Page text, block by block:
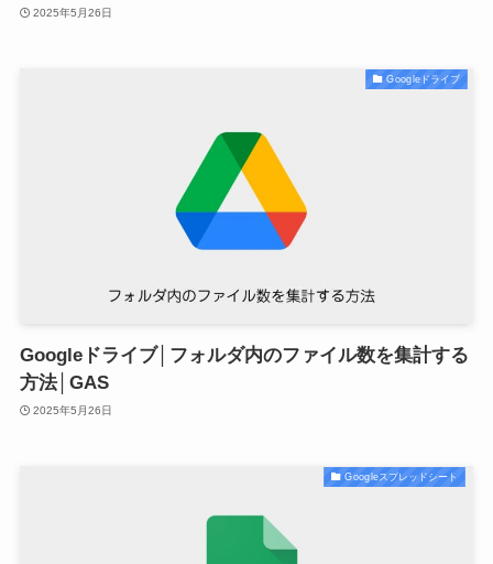
2025年5月26日
Googleドライブ
Googleドライブ│フォルダ内のファイル数を集計する
方法│GAS
2025年5月26日
Googleスプレッドシート